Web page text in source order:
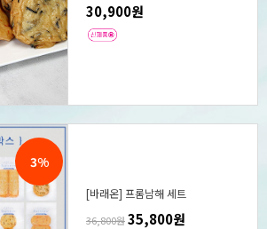
30,900원
3%
[바래온] 프롬남해 세트
36,800원35,800원